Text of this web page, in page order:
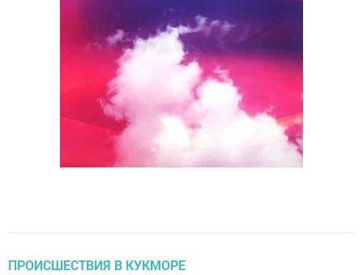
ПРОИСШЕСТВИЯ В КУКМОРЕ